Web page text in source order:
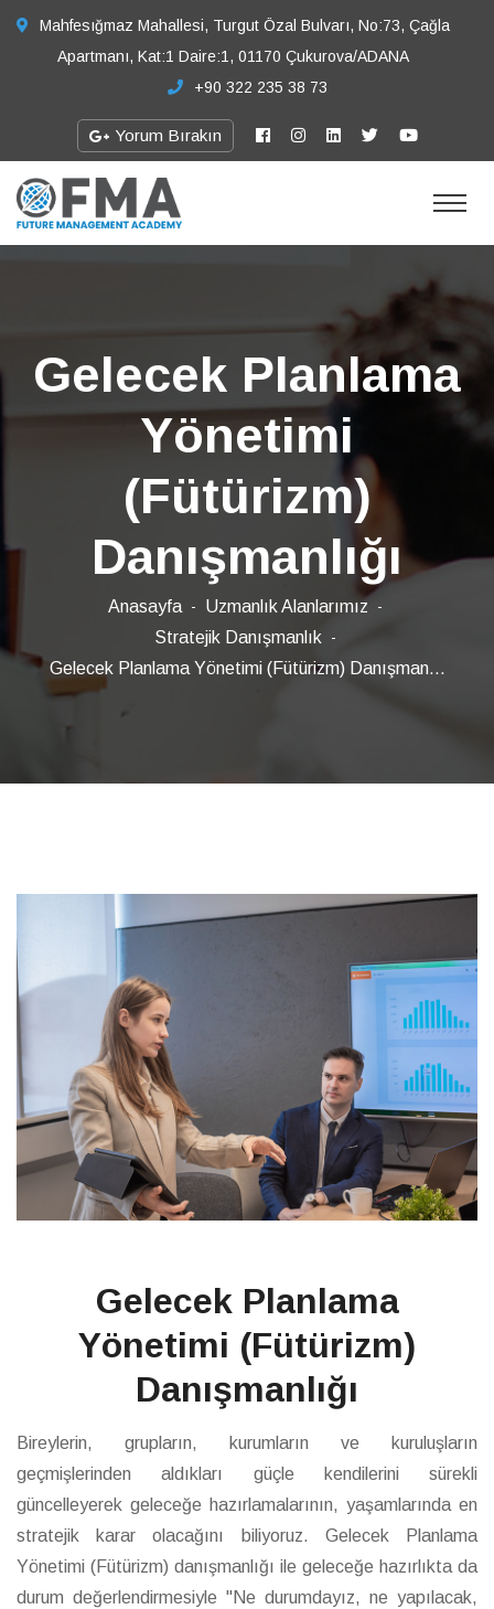
Mahfesığmaz Mahallesi, Turgut Özal Bulvarı, No:73, Çağla
Apartmanı, Kat:1 Daire:1, 01170 Çukurova/ADANA
+90 322 235 38 73
Yorum Bırakın
Gelecek Planlama
Yönetimi
(Fütürizm)
Danışmanlığı
Anasayfa
Uzmanlık Alanlarımız
Stratejik Danışmanlık
Gelecek Planlama Yönetimi (Fütürizm) Danışman...
Gelecek Planlama
Yönetimi (Fütürizm)
Danışmanlığı
Bireylerin, grupların, kurumların ve kuruluşların
geçmişlerinden aldıkları güçle kendilerini sürekli
güncelleyerek geleceğe hazırlamalarının, yaşamlarında en
stratejik karar olacağını biliyoruz. Gelecek Planlama
Yönetimi (Fütürizm) danışmanlığı ile geleceğe hazırlıkta da
durum değerlendirmesiyle "Ne durumdayız, ne yapılacak,